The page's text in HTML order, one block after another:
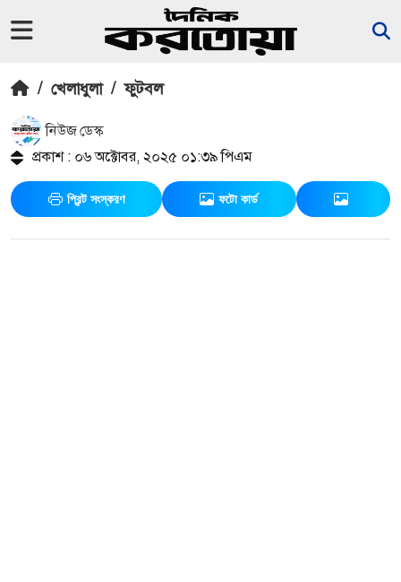
/ খেলাধুলা / ফুটবল
নিউজ ডেস্ক
প্রকাশ : ০৬ অক্টোবর, ২০২৫ ০১:৩৯ পিএম
প্রিন্ট সংস্করণ ফটো কার্ড